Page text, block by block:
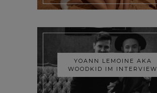
YOANN LEMOINE AKA
WOODKID IM INTERVIEW